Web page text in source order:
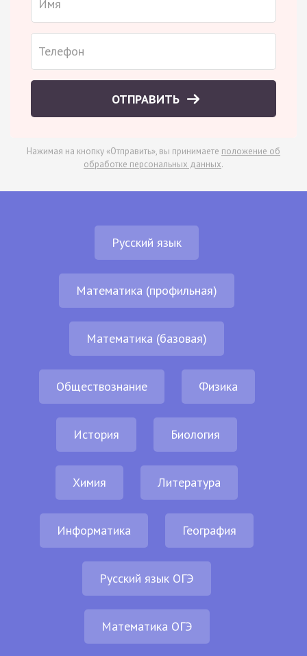
ОТПРАВИТЬ
Нажимая на кнопку «Отправить», вы принимаете положение об
обработке персональных данных.
Русский язык
Математика (профильная)
Математика (базовая)
Обществознание Физика
История Биология
Химия Литература
Информатика География
Русский язык ОГЭ
Математика ОГЭ